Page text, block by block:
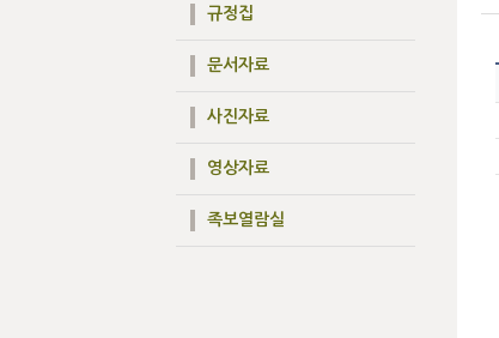
규정집
문서자료
사진자료
영상자료
족보열람실